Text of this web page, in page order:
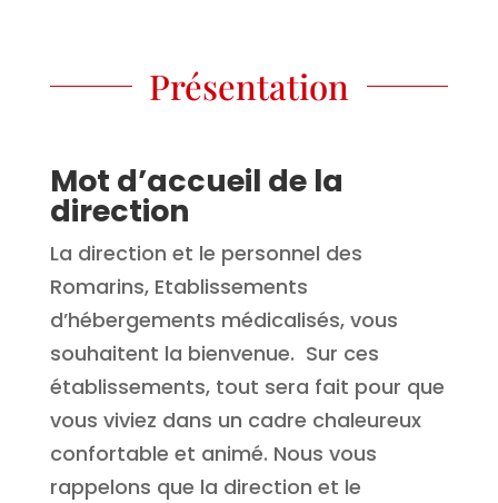
Présentation
Mot d’accueil de la
direction
La direction et le personnel des
Romarins, Etablissements
d’hébergements médicalisés, vous
souhaitent la bienvenue. Sur ces
établissements, tout sera fait pour que
vous viviez dans un cadre chaleureux
confortable et animé. Nous vous
rappelons que la direction et le